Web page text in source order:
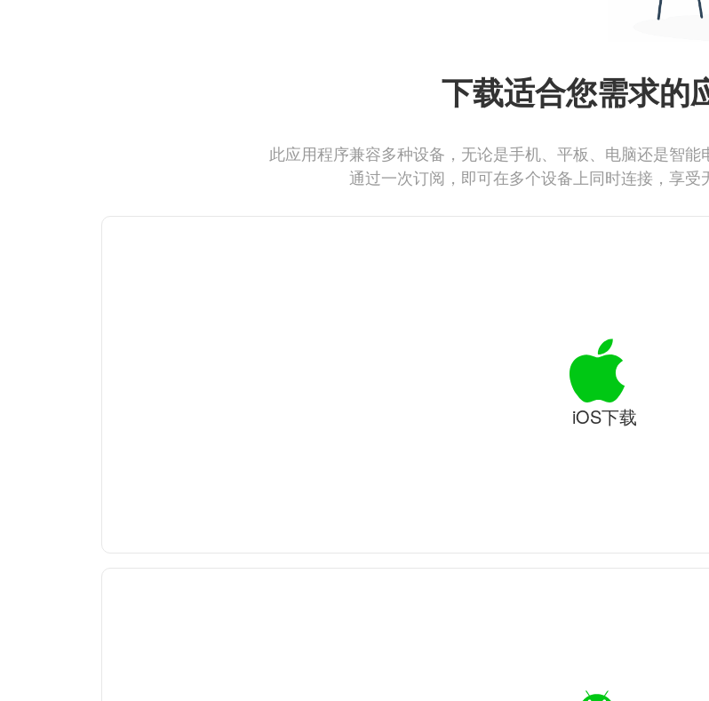
下载适合您需求的
此应用程序兼容多种设备，无论是手机、平板、电脑还是智能
通过一次订阅，即可在多个设备上同时连接，享受
iOS下载